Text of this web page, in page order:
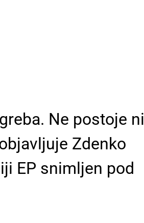
Ne postoje ni
Zdenko
EP snimljen pod